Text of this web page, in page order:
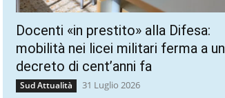
Docenti «in prestito» alla Difesa:
mobilità nei licei militari ferma a un
decreto di cent’anni fa
Sud Attualità 31 Luglio 2026